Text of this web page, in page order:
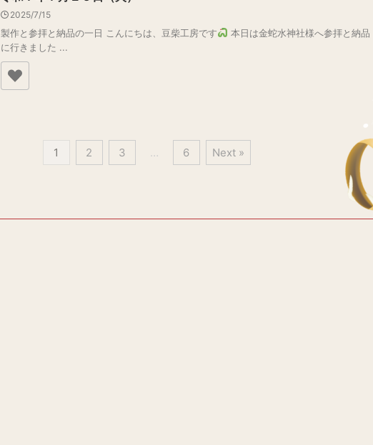
2025/7/15
製作と参拝と納品の一日 こんにちは、豆柴工房です
本日は金蛇水神社様へ参拝と納品
に行きました ...
1 2 3 … 6 Next »